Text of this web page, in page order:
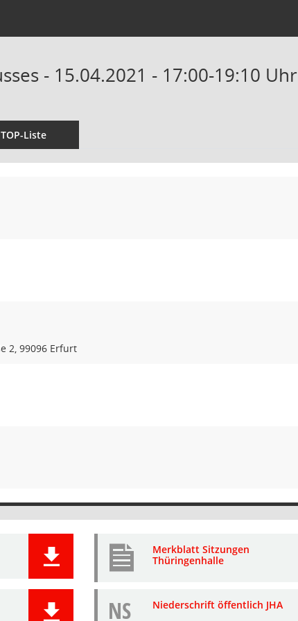
- 15.04.2021 - 17:00-19:10 Uhr
TOP-Liste
2, 99096 Erfurt
Merkblatt Sitzungen
Thüringenhalle
NS Niederschrift öffentlich JHA